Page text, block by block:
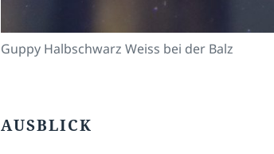
Guppy Halbschwarz Weiss bei der Balz
AUSBLICK